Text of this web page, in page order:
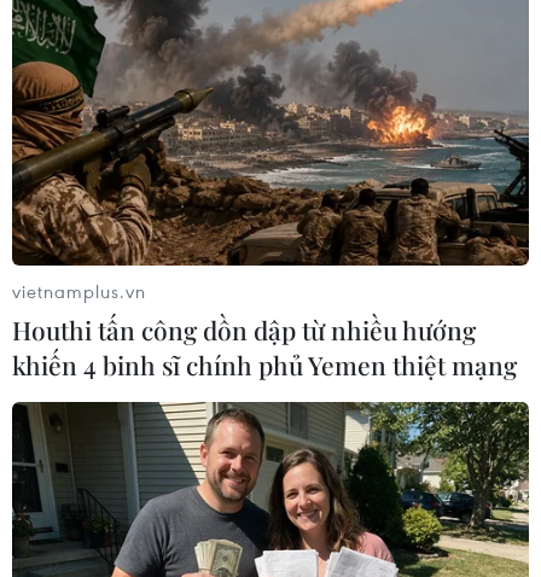
Nhật: Một số tổ chức nghiên cứu vắcxin
phòng COVID-19 bị tấn công mạng
19/10/2020 14:14
Trong bối cảnh cuộc chạy đua ngày càng gia tăng
nhằm bào chế vắcxin ngừa COVID-19, các tổ chức trên
đã bị tấn công mạng từ tháng 4, song không có thông
tin nào bị rò rỉ.
vietnamplus.vn
Houthi tấn công dồn dập từ nhiều hướng
khiến 4 binh sĩ chính phủ Yemen thiệt mạng